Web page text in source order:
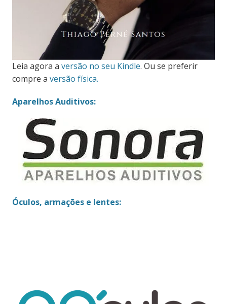
Leia agora a versão no seu Kindle. Ou se preferir
compre a versão física.
Aparelhos Auditivos:
Óculos, armações e lentes: